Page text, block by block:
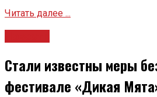
Читать далее ...
Стали известны меры
фестивале «Дикая